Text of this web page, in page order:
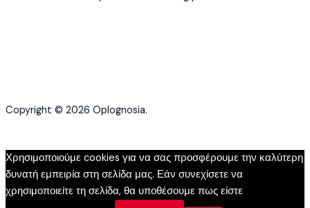
Copyright © 2026 Oplognosia.
Χρησιμοποιούμε cookies για να σας προσφέρουμε την καλύτερη
δυνατή εμπειρία στη σελίδα μας. Εάν συνεχίσετε να
χρησιμοποιείτε τη σελίδα, θα υποθέσουμε πως είστε